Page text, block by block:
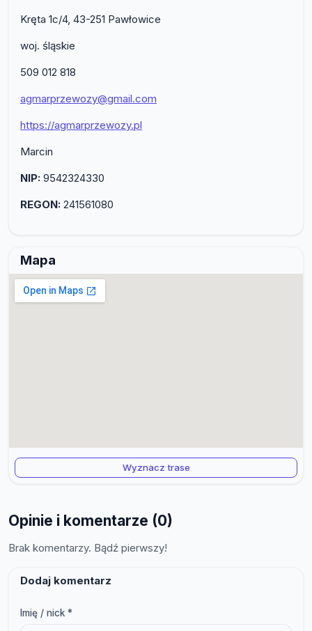
Kręta 1c/4, 43-251 Pawłowice
woj. śląskie
509 012 818
agmarprzewozy@gmail.com
https://agmarprzewozy.pl
Marcin
NIP: 9542324330
REGON: 241561080
Mapa
Wyznacz trase
Opinie i komentarze (0)
Brak komentarzy. Bądź pierwszy!
Dodaj komentarz
Imię / nick *